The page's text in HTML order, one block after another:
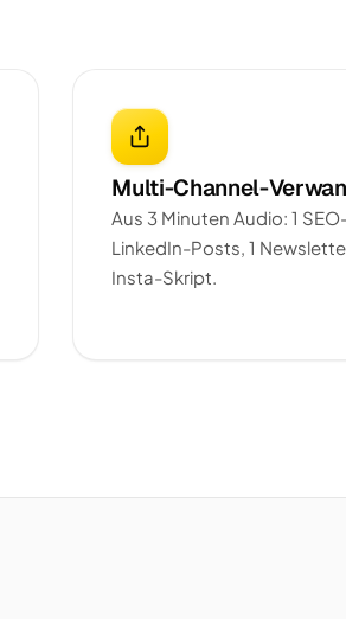
Multi-Channel-
Aus 3 Minuten Audio: 1
LinkedIn-Posts, 1
Insta-Skript.